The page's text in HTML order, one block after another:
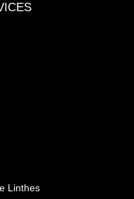
Linthes